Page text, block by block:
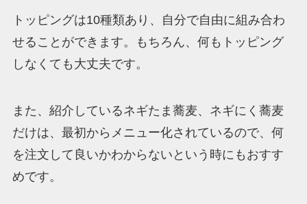
トッピングは10種類あり、自分で自由に組み合わ
せることができます。もちろん、何もトッピング
しなくても大丈夫です。
また、紹介しているネギたま蕎麦、ネギにく蕎麦
だけは、最初からメニュー化されているので、何
を注文して良いかわからないという時にもおすす
めです。